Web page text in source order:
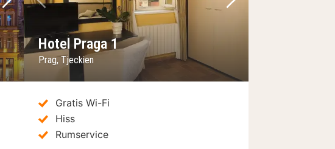
Nästa bild Föregående bild
Nästa bild
Hotel Praga 1
Prag, Tjeckien
Gratis Wi-Fi
Hiss
Rumservice